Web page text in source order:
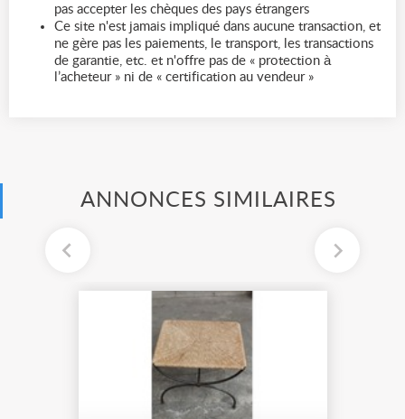
pas accepter les chèques des pays étrangers
Ce site n'est jamais impliqué dans aucune transaction, et
ne gère pas les paiements, le transport, les transactions
de garantie, etc. et n'offre pas de « protection à
l’acheteur » ni de « certification au vendeur »
ANNONCES SIMILAIRES